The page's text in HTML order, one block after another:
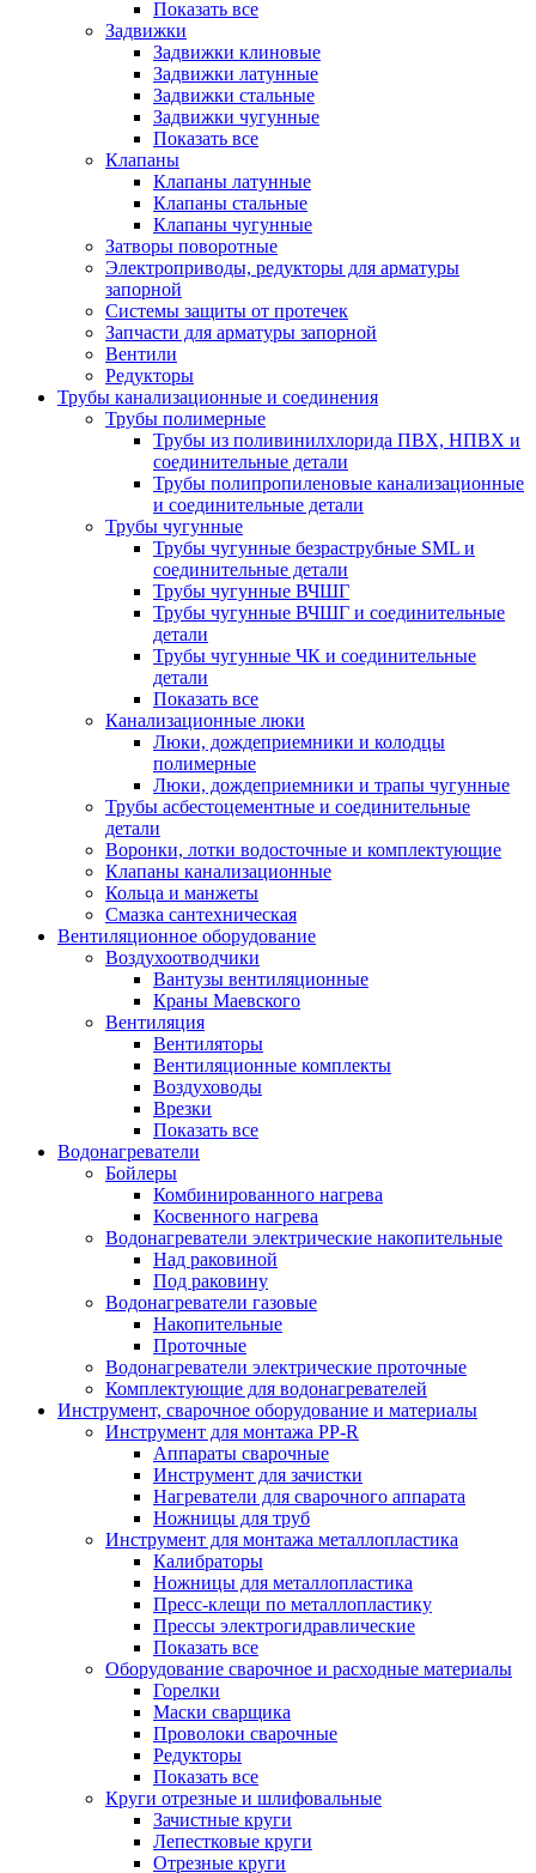
Показать все
Задвижки
Задвижки клиновые
Задвижки латунные
Задвижки стальные
Задвижки чугунные
Показать все
Клапаны
Клапаны латунные
Клапаны стальные
Клапаны чугунные
Затворы поворотные
Электроприводы, редукторы для арматуры
запорной
Системы защиты от протечек
Запчасти для арматуры запорной
Вентили
Редукторы
Трубы канализационные и соединения
Трубы полимерные
Трубы из поливинилхлорида ПВХ, НПВХ и
соединительные детали
Трубы полипропиленовые канализационные
и соединительные детали
Трубы чугунные
Трубы чугунные безраструбные SML и
соединительные детали
Трубы чугунные ВЧШГ
Трубы чугунные ВЧШГ и соединительные
детали
Трубы чугунные ЧК и соединительные
детали
Показать все
Канализационные люки
Люки, дождеприемники и колодцы
полимерные
Люки, дождеприемники и трапы чугунные
Трубы асбестоцементные и соединительные
детали
Воронки, лотки водосточные и комплектующие
Клапаны канализационные
Кольца и манжеты
Смазка сантехническая
Вентиляционное оборудование
Воздухоотводчики
Вантузы вентиляционные
Краны Маевского
Вентиляция
Вентиляторы
Вентиляционные комплекты
Воздуховоды
Врезки
Показать все
Водонагреватели
Бойлеры
Комбинированного нагрева
Косвенного нагрева
Водонагреватели электрические накопительные
Над раковиной
Под раковину
Водонагреватели газовые
Накопительные
Проточные
Водонагреватели электрические проточные
Комплектующие для водонагревателей
Инструмент, сварочное оборудование и материалы
Инструмент для монтажа PP-R
Аппараты сварочные
Инструмент для зачистки
Нагреватели для сварочного аппарата
Ножницы для труб
Инструмент для монтажа металлопластика
Калибраторы
Ножницы для металлопластика
Пресс-клещи по металлопластику
Прессы электрогидравлические
Показать все
Оборудование сварочное и расходные материалы
Горелки
Маски сварщика
Проволоки сварочные
Редукторы
Показать все
Круги отрезные и шлифовальные
Зачистные круги
Лепестковые круги
Отрезные круги